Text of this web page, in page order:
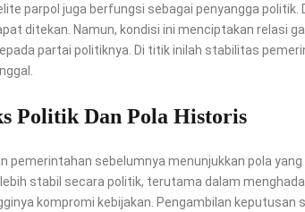
parpol juga berfungsi sebagai penyangga
ditekan. Namun, kondisi ini menciptakan relasi
partai politiknya. Di titik inilah stabilitas
Politik Dan Pola Historis
pemerintahan sebelumnya menunjukkan pola
stabil secara politik, terutama dalam
kompromi kebijakan. Pengambilan